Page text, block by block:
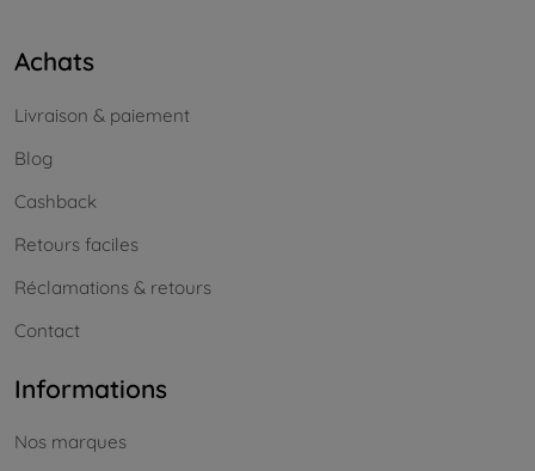
Achats
Livraison & paiement
Blog
Cashback
Retours faciles
Réclamations & retours
Contact
Informations
Nos marques